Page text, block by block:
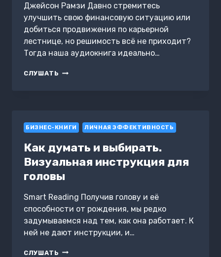
Джейсон Рамзи Давно стремитесь
улучшить свою финансовую ситуацию или
добиться продвижения по карьерной
лестнице, но решимость всё не приходит?
Тогда наша аудиокнига идеально…
СЛУШАТЬ ЗАРАБАТЫВАЙ
БИЗНЕС-КНИГИ ЛИЧНАЯ ЭФФЕКТИВНОСТЬ
Как думать и выбирать.
Визуальная инструкция для
головы
Smart Reading Получив голову и её
способности от рождения, мы редко
задумываемся над тем, как она работает. К
ней не дают инструкции, и…
СЛУШАТЬ КАК